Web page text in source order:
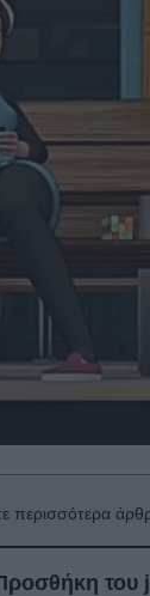
περισσότερα
του